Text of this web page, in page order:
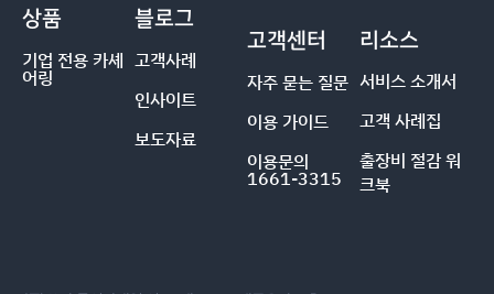
상품
기업 전용 카셰
어링
블로그
고객사례
인사이트
보도자료
고객센터
자주 묻는 질문
이용 가이드
이용문의
1661-3315
리소스
서비스 소개서
고객 사례집
출장비 절감 워
크북